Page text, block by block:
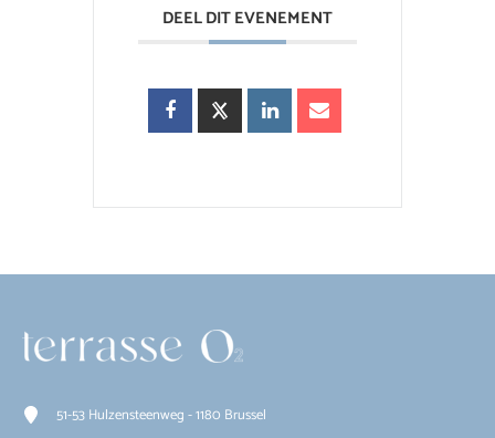
DEEL DIT EVENEMENT
51-53 Hulzensteenweg - 1180 Brussel